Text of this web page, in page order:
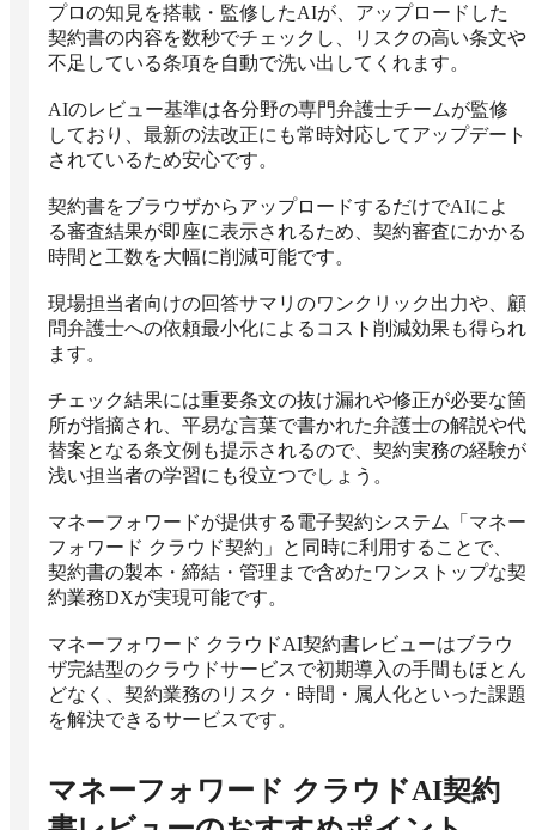
プロの知見を搭載・監修したAIが、アップロードした
契約書の内容を数秒でチェックし、リスクの高い条文や
不足している条項を自動で洗い出してくれます。
AIのレビュー基準は各分野の専門弁護士チームが監修
しており、最新の法改正にも常時対応してアップデート
されているため安心です。
契約書をブラウザからアップロードするだけでAIによ
る審査結果が即座に表示されるため、契約審査にかかる
時間と工数を大幅に削減可能です。
現場担当者向けの回答サマリのワンクリック出力や、顧
問弁護士への依頼最小化によるコスト削減効果も得られ
ます。
チェック結果には重要条文の抜け漏れや修正が必要な箇
所が指摘され、平易な言葉で書かれた弁護士の解説や代
替案となる条文例も提示されるので、契約実務の経験が
浅い担当者の学習にも役立つでしょう。
マネーフォワードが提供する電子契約システム「マネー
フォワード クラウド契約」と同時に利用することで、
契約書の製本・締結・管理まで含めたワンストップな契
約業務DXが実現可能です。
マネーフォワード クラウドAI契約書レビューはブラウ
ザ完結型のクラウドサービスで初期導入の手間もほとん
どなく、契約業務のリスク・時間・属人化といった課題
を解決できるサービスです。
マネーフォワード クラウドAI契約